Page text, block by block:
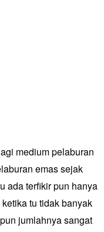
medium pelaburan
emas sejak
ada terfikir pun hanya
tu tidak banyak
jumlahnya sangat